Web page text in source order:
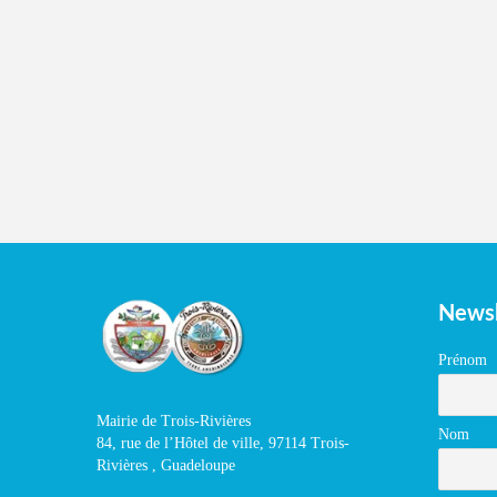
Mairie de Trois-Rivières
84, rue de l’Hôtel de ville, 97114 Trois-
Rivières , Guadeloupe
Prénom
Nom